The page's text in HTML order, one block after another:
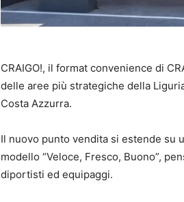
CRAIGO!, il format convenience di
delle aree più strategiche della
Costa Azzurra.
Il nuovo punto vendita si estende su
modello “Veloce, Fresco, Buono”,
diportisti ed equipaggi.